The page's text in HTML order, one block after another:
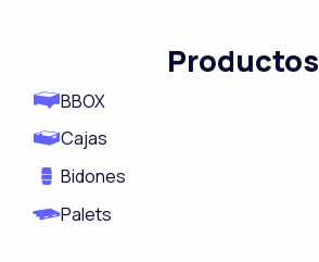
Productos
BBOX
Cajas
Bidones
Palets